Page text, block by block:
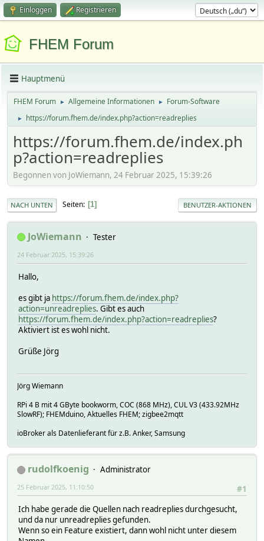
Einloggen Registrieren
FHEM Forum
Hauptmenü
FHEM Forum ► Allgemeine Informationen ► Forum-Software
► https://forum.fhem.de/index.php?action=readreplies
https://forum.fhem.de/index.ph
p?action=readreplies
Begonnen von JoWiemann, 24 Februar 2025, 15:39:26
NACH UNTEN Seiten 1 BENUTZER-AKTIONEN
JoWiemann Tester
24 Februar 2025, 15:39:26
Hallo,
es gibt ja https://forum.fhem.de/index.php?
action=unreadreplies. Gibt es auch
https://forum.fhem.de/index.php?action=readreplies?
Aktiviert ist es wohl nicht.
Grüße Jörg
Jörg Wiemann
RPi 4 B mit 4 GByte bookworm, COC (868 MHz), CUL V3 (433.92MHz
SlowRF); FHEMduino, Aktuelles FHEM; zigbee2mqtt
ioBroker als Datenlieferant für z.B. Anker, Samsung
rudolfkoenig
Administrator
#1
25 Februar 2025, 11:10:50
Ich habe gerade die Quellen nach readreplies durchgesucht,
und da nur unreadreplies gefunden.
Wenn so ein Feature existiert, dann wohl nicht unter diesem